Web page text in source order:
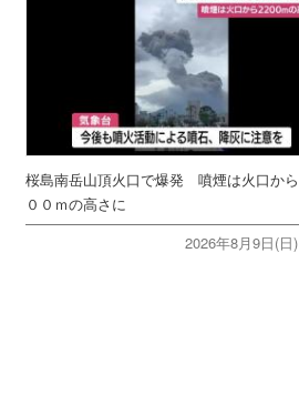
桜島南岳山頂火口で爆発 噴煙は火口か
００ｍの高さに
2026年8月9日(日